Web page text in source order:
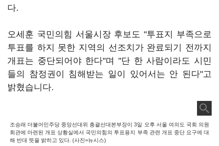
다.
오세훈 국민의힘 서울시장 후보도 "투표지 부족으로
투표를 하지 못한 지역의 선조치가 완료되기 전까지
개표는 중단되어야 한다"며 "단 한 사람이라도 시민
들의 참정권이 침해받는 일이 있어서는 안 된다"고
밝혔습니다.
조승래 더불어민주당 중앙선대위 총괄선대본부장이 3일 오후 서울 여의도 국회 의원
회관에 마련된 개표 상황실에서 국민의힘의 투표용지 부족 관련 개표 중단 요구에 대
해 반대 뜻을 밝히고 있다. (사진=뉴시스)